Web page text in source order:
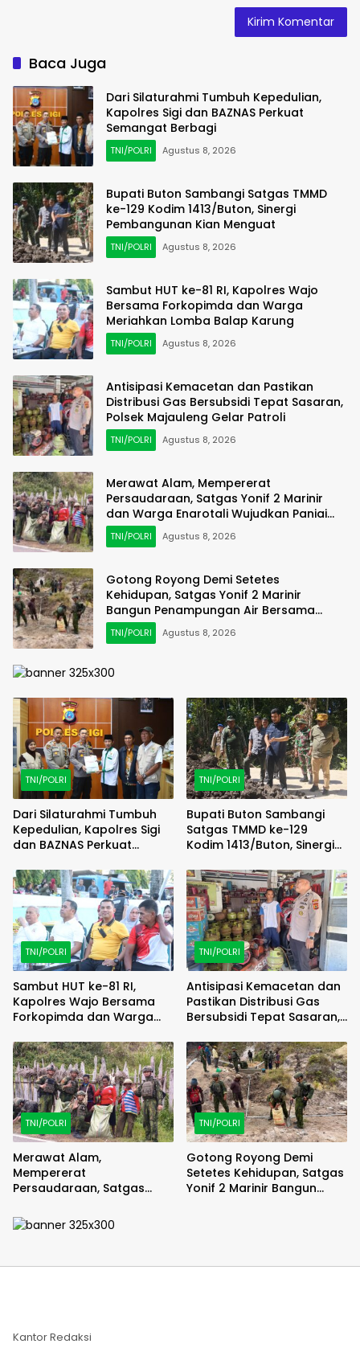
Baca Juga
Dari Silaturahmi Tumbuh Kepedulian,
Kapolres Sigi dan BAZNAS Perkuat
Semangat Berbagi
TNI/POLRI Agustus 8, 2026
Bupati Buton Sambangi Satgas TMMD
ke-129 Kodim 1413/Buton, Sinergi
Pembangunan Kian Menguat
TNI/POLRI Agustus 8, 2026
Sambut HUT ke-81 RI, Kapolres Wajo
Bersama Forkopimda dan Warga
Meriahkan Lomba Balap Karung
TNI/POLRI Agustus 8, 2026
Antisipasi Kemacetan dan Pastikan
Distribusi Gas Bersubsidi Tepat Sasaran,
Polsek Majauleng Gelar Patroli
TNI/POLRI Agustus 8, 2026
Merawat Alam, Mempererat
Persaudaraan, Satgas Yonif 2 Marinir
dan Warga Enarotali Wujudkan Paniai
Bersih, Indonesia Asri
TNI/POLRI Agustus 8, 2026
Gotong Royong Demi Setetes
Kehidupan, Satgas Yonif 2 Marinir
Bangun Penampungan Air Bersama
Masyarakat Pasir Putih
TNI/POLRI Agustus 8, 2026
TNI/POLRI
Dari Silaturahmi Tumbuh
Kepedulian, Kapolres Sigi
dan BAZNAS Perkuat
TNI/POLRI
Bupati Buton Sambangi
Satgas TMMD ke-129
Kodim 1413/Buton, Sinergi
Menguat
TNI/POLRI
Sambut HUT ke-81 RI,
Kapolres Wajo Bersama
Forkopimda dan Warga
Karung
TNI/POLRI
Antisipasi Kemacetan dan
Pastikan Distribusi Gas
Bersubsidi Tepat Sasaran,
Patroli
TNI/POLRI
Merawat Alam,
Mempererat
Persaudaraan, Satgas
Enarotali Wujudkan Paniai
Bersih, Indonesia Asri
TNI/POLRI
Gotong Royong Demi
Setetes Kehidupan, Satgas
Yonif 2 Marinir Bangun
Kantor Redaksi